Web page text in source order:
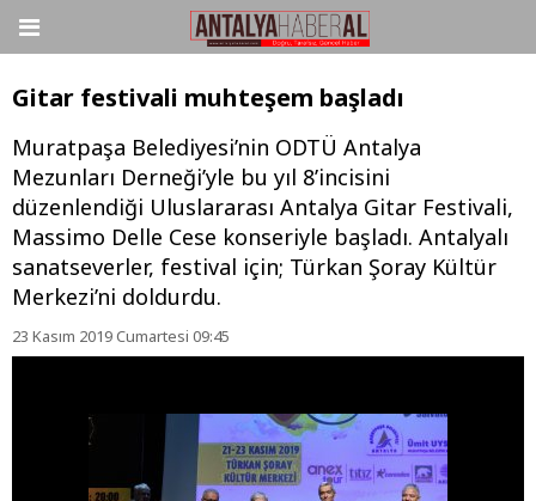
Gitar festivali muhteşem başladı
Muratpaşa Belediyesi’nin ODTÜ Antalya
Mezunları Derneği’yle bu yıl 8’incisini
düzenlendiği Uluslararası Antalya Gitar Festivali,
Massimo Delle Cese konseriyle başladı. Antalyalı
sanatseverler, festival için; Türkan Şoray Kültür
Merkezi’ni doldurdu.
23 Kasım 2019 Cumartesi 09:45